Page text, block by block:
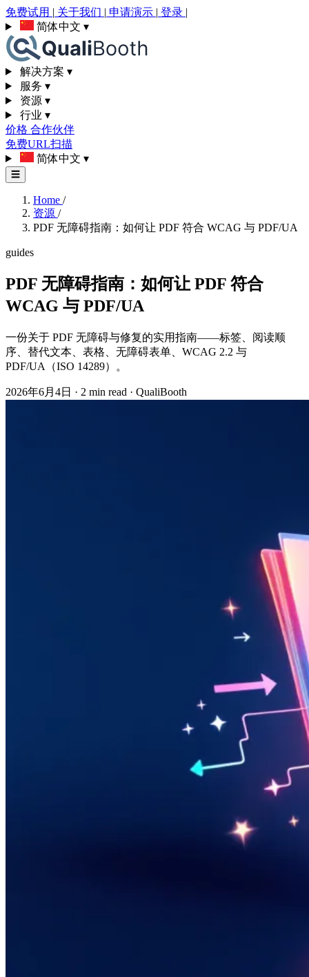
免费试用 | 关于我们 | 申请演示 | 登录 |
简体中文 ▾
解决方案 ▾
服务 ▾
资源 ▾
行业 ▾
价格 合作伙伴
免费URL扫描
简体中文 ▾
☰
Home /
资源 /
PDF 无障碍指南：如何让 PDF 符合 WCAG 与 PDF/UA
guides
PDF 无障碍指南：如何让 PDF 符合
WCAG 与 PDF/UA
一份关于 PDF 无障碍与修复的实用指南——标签、阅读顺
序、替代文本、表格、无障碍表单、WCAG 2.2 与
PDF/UA（ISO 14289）。
2026年6月4日 · 2 min read · QualiBooth